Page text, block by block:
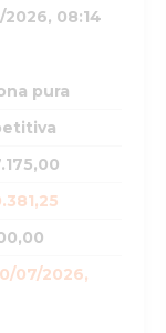
2026, 08:14
pura
07/2026,